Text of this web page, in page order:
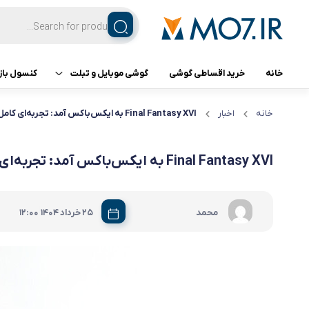
خانه خرید اقساطی گوشی گوشی موبایل و تبلت
تبلت
گوشی شیائومی
کنسول
کنسول خانه اخبار
Final Fantasy XVI به ایکس‌باکس آمد: تجربه‌ای کامل از نبرد و داستان
محمد 25 خرداد 1404 12:00